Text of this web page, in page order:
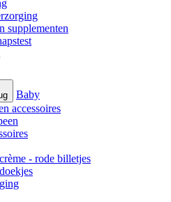
supplementen
Baby
accessoires
- rode billetjes